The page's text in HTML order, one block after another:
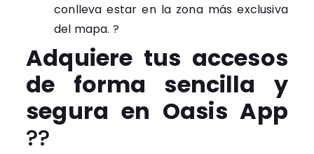
conlleva estar en la zona más exclusiva
del mapa. ?
Adquiere tus accesos
de forma sencilla y
segura en Oasis App
??